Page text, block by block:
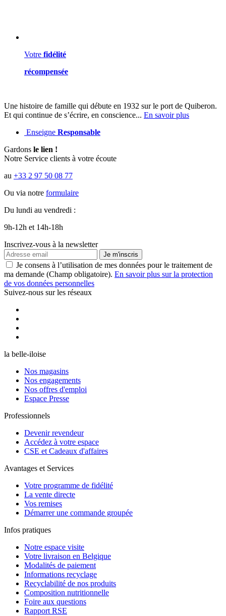
Votre fidélité
récompensée
Une histoire de famille qui débute en 1932 sur le port de Quiberon.
Et qui continue de s’écrire, en conscience... En savoir plus
Enseigne Responsable
Gardons le lien !
Notre Service clients à votre écoute
au +33 2 97 50 08 77
Ou via notre formulaire
Du lundi au vendredi :
9h-12h et 14h-18h
Inscrivez-vous à la newsletter
Je m'inscris
Je consens à l’utilisation de mes données pour le traitement de
ma demande (Champ obligatoire). En savoir plus sur la protection
de vos données personnelles
Suivez-nous sur les réseaux
la belle-iloise
Nos magasins
Nos engagements
Nos offres d'emploi
Espace Presse
Professionnels
Devenir revendeur
Accédez à votre espace
CSE et Cadeaux d'affaires
Avantages et Services
Votre programme de fidélité
La vente directe
Vos remises
Démarrer une commande groupée
Infos pratiques
Notre espace visite
Votre livraison en Belgique
Modalités de paiement
Informations recyclage
Recyclabilité de nos produits
Composition nutritionnelle
Foire aux questions
Rapport RSE